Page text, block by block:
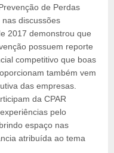
de Perdas
discussões
2017 demonstrou que
possuem reporte
competitivo que boas
também vem
das empresas.
da CPAR
pelo
espaço nas
atribuída ao tema